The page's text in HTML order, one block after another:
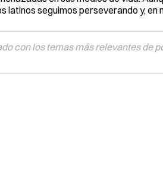
latinos seguimos perseverando y,
con los temas más relevantes de